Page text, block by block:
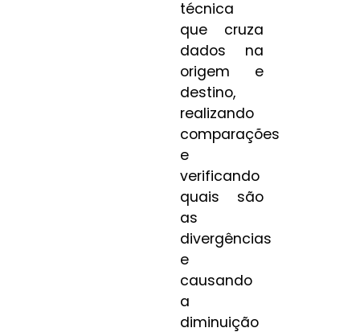
técnica
que cruza
dados na
origem e
destino,
realizando
comparações
e
verificando
quais são
as
divergências
e
causando
a
diminuição